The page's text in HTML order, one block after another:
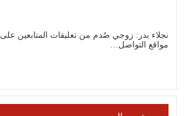
نجلاء بدر: زوجي صُدم من تعليقات المتابعين على
مواقع التواصل…